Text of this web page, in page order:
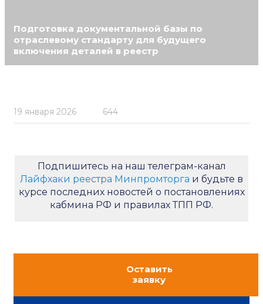
Подготовка документальной базы по
отраслевому стандарту для будущего
включения деталей в реестр
19 января 2026 644
Подпишитесь на наш телеграм-канал
Лайфхаки реестра Минпромторга и будьте в
курсе последних новостей о постановлениях
кабмина РФ и правилах ТПП РФ.
Оставить
заявку